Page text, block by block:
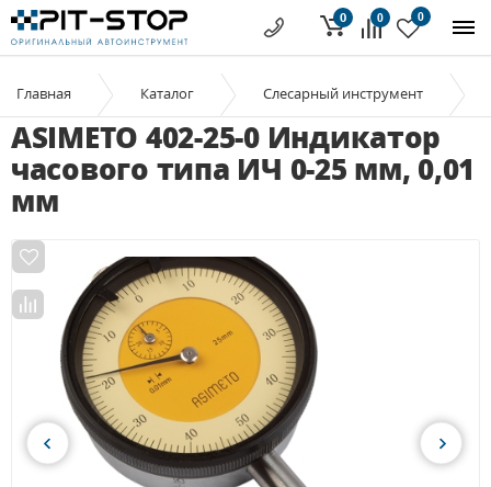
0 0
0
Главная Каталог Слесарный инструмент
ASIMETO 402-25-0 Индикатор
часового типа ИЧ 0-25 мм, 0,01
мм